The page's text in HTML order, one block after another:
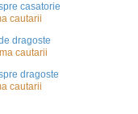
casatorie
cautarii
dragoste
cautarii
dragoste
cautarii